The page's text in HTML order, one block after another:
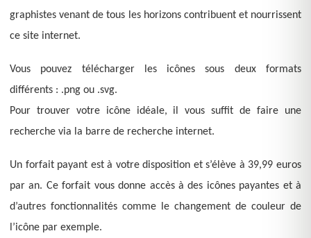
graphistes venant de tous les horizons contribuent et nourrissent
ce site internet.
Vous pouvez télécharger les icônes sous deux formats
différents : .png ou .svg.
Pour trouver votre icône idéale, il vous suffit de faire une
recherche via la barre de recherche internet.
Un forfait payant est à votre disposition et s’élève à 39,99 euros
par an. Ce forfait vous donne accès à des icônes payantes et à
d’autres fonctionnalités comme le changement de couleur de
l’icône par exemple.